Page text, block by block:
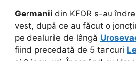
Germanii din KFOR s-au
vest, după ce au făcut o
pe dealurile de lângă
fiind precedată de 5 tancuri